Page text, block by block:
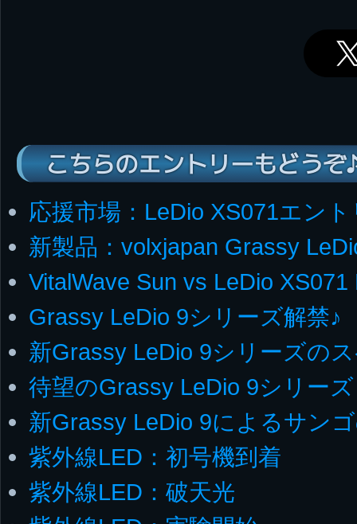
こちらのエントリーもどうぞ
応援市場：LeDio XS071エン
新製品：volxjapan Grassy
VitalWave Sun vs LeDio XS071
Grassy LeDio 9シリーズ解禁♪
新Grassy LeDio 9シリーズの
待望のGrassy LeDio 9シリーズ
新Grassy LeDio 9によるサン
紫外線LED：初号機到着
紫外線LED：破天光